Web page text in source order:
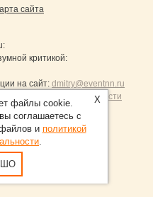
сайта
:
критикой:
на сайт: dmitry@eventnn.ru
конфиденциальности
Петербург
X
файлы cookie.
соглашаетесь с
и политикой
.